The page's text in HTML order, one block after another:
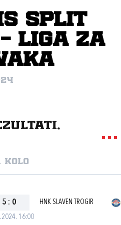
Split
Liga za
kolo
16:00
5 : 0 HNK SLAVEN TROGIR